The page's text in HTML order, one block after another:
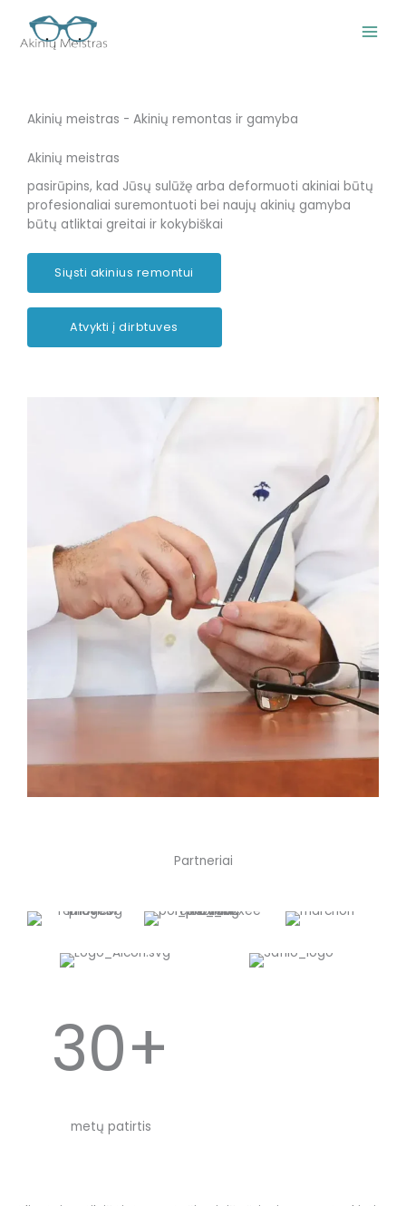
turinio
Akinių meistras - Akinių remontas ir gamyba
Akinių meistras
pasirūpins, kad Jūsų sulūžę arba deformuoti akiniai būtų
profesionaliai suremontuoti bei naujų akinių gamyba
būtų atliktai greitai ir kokybiškai
Siųsti akinius remontui
Atvykti į dirbtuves
Partneriai
30+
metų patirtis